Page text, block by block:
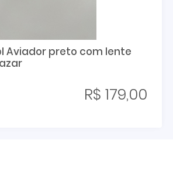
Aviador preto com lente
R$ 179,00